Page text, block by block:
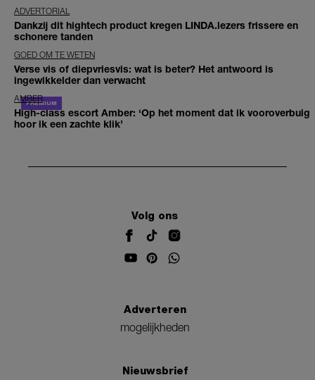
ADVERTORIAL
Dankzij dit hightech product kregen LINDA.lezers frissere en
schonere tanden
GOED OM TE WETEN
Verse vis of diepvriesvis: wat is beter? Het antwoord is
ingewikkelder dan verwacht
AMBER
High-class escort Amber: ‘Op het moment dat ik vooroverbuig
hoor ik een zachte klik’
Volg ons
Adverteren
mogelijkheden
Nieuwsbrief